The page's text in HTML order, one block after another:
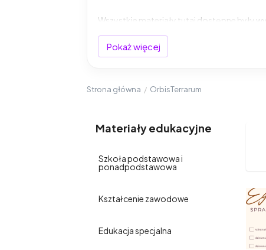
Wszystkie materiały tutaj dostępne były
Pokaż więcej
Strona główna / OrbisTerrarum
Materiały edukacyjne
Szkoła podstawowa i
ponadpodstawowa
Kształcenie zawodowe
Edukacja specjalna